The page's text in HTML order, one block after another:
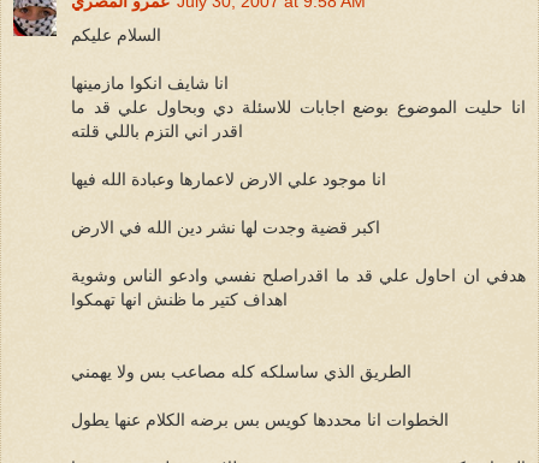
السلام عليكم
انا شايف انكوا مازمينها
انا حليت الموضوع بوضع اجابات للاسئلة دي وبحاول علي قد ما
اقدر اني التزم باللي قلته
انا موجود علي الارض لاعمارها وعبادة الله فيها
اكبر قضية وجدت لها نشر دين الله في الارض
هدفي ان احاول علي قد ما اقدراصلح نفسي وادعو الناس وشوية
اهداف كتير ما ظنش انها تهمكوا
الطريق الذي ساسلكه كله مصاعب بس ولا يهمني
الخطوات انا محددها كويس بس برضه الكلام عنها يطول